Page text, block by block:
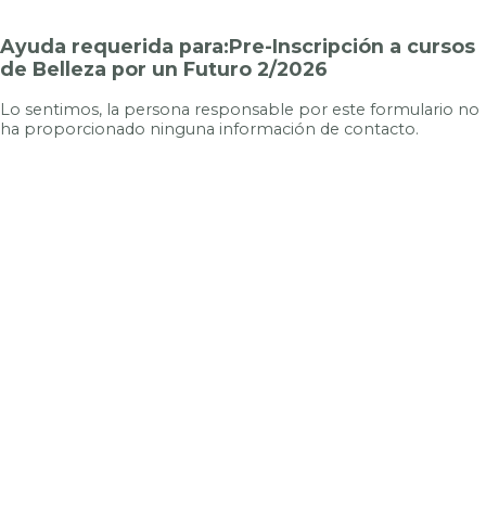
Ayuda requerida para:Pre-Inscripción a cursos
de Belleza por un Futuro 2/2026
Lo sentimos, la persona responsable por este formulario no
ha proporcionado ninguna información de contacto.